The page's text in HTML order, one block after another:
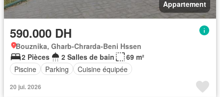
Appartement
590.000 DH
Bouznika, Gharb-Chrarda-Beni Hssen
2 Pièces
2 Salles de bain
69 m²
Piscine
Parking Cuisine équipée
20 jui. 2026